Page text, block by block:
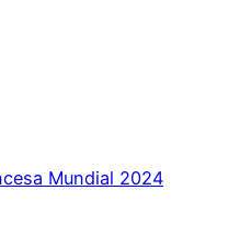
Mundial 2024